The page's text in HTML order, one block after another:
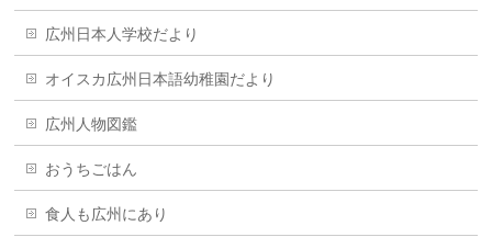
広州日本人学校だより
オイスカ広州日本語幼稚園だより
広州人物図鑑
おうちごはん
食人も広州にあり